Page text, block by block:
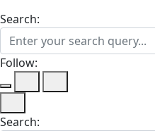
Search:
Follow:
Search: